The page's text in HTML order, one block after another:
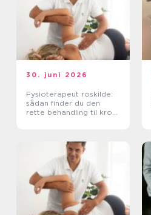
30. juni 2026
Fysioterapeut roskilde:
sådan finder du den
rette behandling til krop